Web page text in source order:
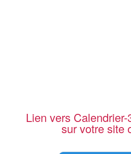
Lien vers
sur votre site